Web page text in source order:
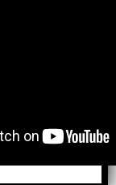
Todos los
uso de los